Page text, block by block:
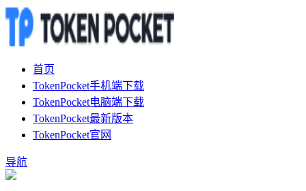
首页
TokenPocket手机端下载
TokenPocket电脑端下载
TokenPocket最新版本
TokenPocket官网
导航